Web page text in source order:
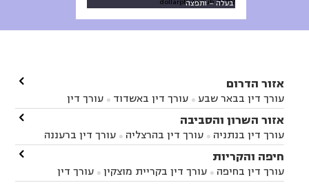
בעלה – ותפצה
אזור הדרום
עורך דין בבאר שבע  עורך דין באשדוד 
עורך דין
באשקלון
עורך דין בבאר טוביה עורך דין בגן יבנה
עורך דין בניר הבנים עורך דין בערד
זיקים
עורך דין בנתיבות עורך דין בקרית מלאכי

אזור השרון והסביבה
עורך דין בנתניה  עורך דין בהרצליה  עורך דין ברעננה
עורך דין בחדרה עורך דין בכפר סבא
עורך דין בהוד
השרון
עורך דין באבן יהודה
עורך דין בחריש עורך דין בקיסריה עורך דין בקדימה

חיפה והקריות
עורך דין בחיפה  עורך דין בקריית מוצקין 
עורך דין
בקרית מוצקין
עורך דין בקריית אתא
עורך דין
